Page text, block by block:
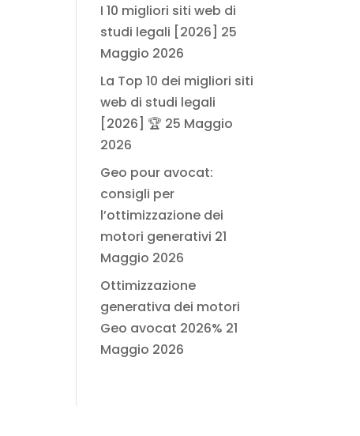
I 10 migliori siti web di
studi legali [2026] 25
Maggio 2026
La Top 10 dei migliori siti
web di studi legali
[2026] 🏆 25 Maggio
2026
Geo pour avocat:
consigli per
l’ottimizzazione dei
motori generativi 21
Maggio 2026
Ottimizzazione
generativa dei motori
Geo avocat 2026% 21
Maggio 2026